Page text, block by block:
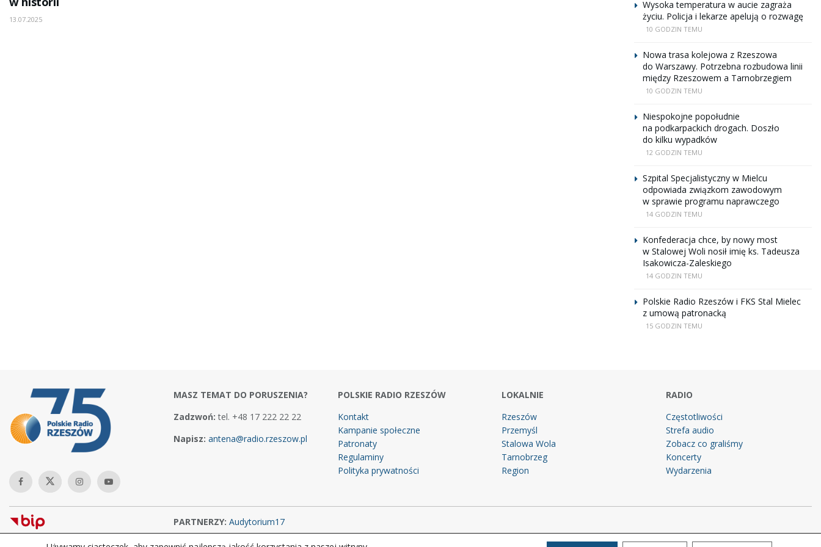
13.07.2025
Wysoka temperatura w aucie zagraża
życiu. Policja i lekarze apelują o rozwagę
10 GODZIN TEMU
Nowa trasa kolejowa z Rzeszowa
do Warszawy. Potrzebna rozbudowa linii
między Rzeszowem a Tarnobrzegiem
10 GODZIN TEMU
Niespokojne popołudnie
na podkarpackich drogach. Doszło
do kilku wypadków
12 GODZIN TEMU
Szpital Specjalistyczny w Mielcu
odpowiada związkom zawodowym
w sprawie programu naprawczego
14 GODZIN TEMU
Konfederacja chce, by nowy most
w Stalowej Woli nosił imię ks. Tadeusza
Isakowicza-Zaleskiego
14 GODZIN TEMU
Polskie Radio Rzeszów i FKS Stal Mielec
z umową patronacką
15 GODZIN TEMU
MASZ TEMAT DO PORUSZENIA?
Zadzwoń: tel. +48 17 222 22 22
Napisz: antena@radio.rzeszow.pl
POLSKIE RADIO RZESZÓW
Kontakt
Kampanie społeczne
Patronaty
Regulaminy
Polityka prywatności
LOKALNIE
Rzeszów
Przemyśl
Stalowa Wola
Tarnobrzeg
Region
RADIO
Częstotliwości
Strefa audio
Zobacz co graliśmy
Koncerty
Wydarzenia
PARTNERZY: Audytorium17